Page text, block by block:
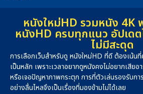
หนังใหม่HD รวมหนัง 4K
หนังHD ครบทุกแนว อัปเดต
ไม่มีสะดุด
การเลือกเว็บสำหรับดู หนังใหม่HD ที่ดี ต้องเน้นที่
เป็นหลัก เพราะเวลาอยากดูหนังคงไม่อยากเสีย
หรือเจอปัญหาภาพกระตุก การที่ตัวเล่นรองรับก
อย่างลื่นไหลจึงเป็นเรื่องที่มองข้ามไม่ได้เลย